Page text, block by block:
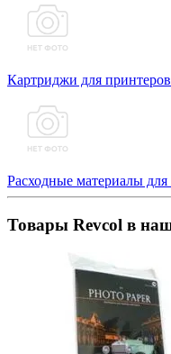
Картриджи для
Расходные материалы
Товары Revcol в